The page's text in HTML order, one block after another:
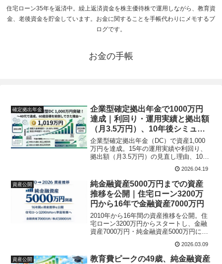
住宅ローン35年を返済中。繰上返済資金を株主優待株で運用しながら、教育資
金、老後資金を貯金しています。お金に関することを手帳代わりにメモするブ
ログです。
お金の手帳
確定拠出年金
企業型確定拠出年金で1000万円
達成｜利回り・運用実績と拠出額
（月3.5万円）、10年後シミュレ
ーション
企業型確定拠出年金（DC）で資産1,000
万円を達成。15年の運用実績や利回り、
拠出額（月3.5万円）の見直し理由、10年
後の資産シミュレーションまで実体験ベ
2026.04.19
資産公開
純金融資産5000万円までの資産
推移を公開｜住宅ローン3200万
円から16年で金融資産7000万円
2010年から16年間の資産推移を公開。住
宅ローン3200万円からスタートし、金融
資産7000万円・純金融資産5000万円に到
2026.03.09
資産公開
教育費ピークの49歳、純金融資産